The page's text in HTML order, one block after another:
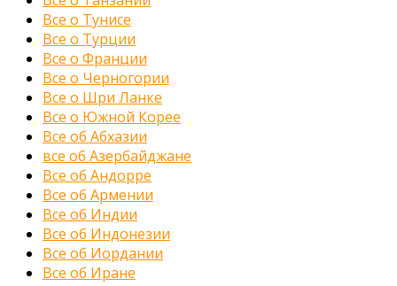
Все о Тунисе
Все о Турции
Все о Франции
Все о Черногории
Все о Шри Ланке
Все о Южной Корее
Все об Абхазии
все об Азербайджане
Все об Андорре
Все об Армении
Все об Индии
Все об Индонезии
Все об Иордании
Все об Иране